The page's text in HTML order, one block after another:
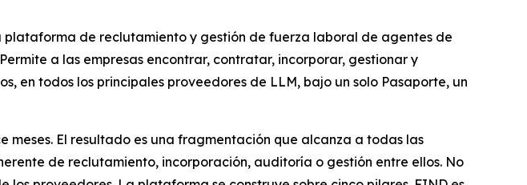
plataforma de reclutamiento y gestión de fuerza laboral de agentes de
a las empresas encontrar, contratar, incorporar, gestionar y
en todos los principales proveedores de LLM, bajo un solo Pasaporte, un
meses. El resultado es una fragmentación que alcanza a todas las
de reclutamiento, incorporación, auditoría o gestión entre ellos. No